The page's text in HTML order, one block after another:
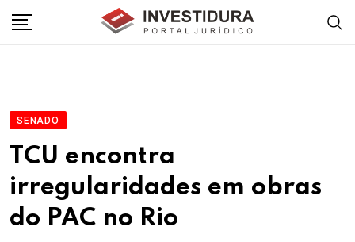
SENADO
TCU encontra
irregularidades em obras
do PAC no Rio